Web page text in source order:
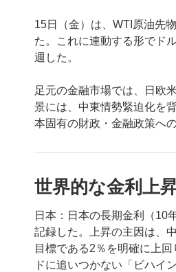
15日（金）は、WTI原油先
た。これに連動する形でド
週した。
足元の金融市場では、日欧
景には、中東情勢緊迫化を
本固有の財政・金融政策へ
世界的な金利上
日本：日本の長期金利（10
記録した。上昇の主因は、
目標である2％を明確に上
ドに追いつかない「ビハイ